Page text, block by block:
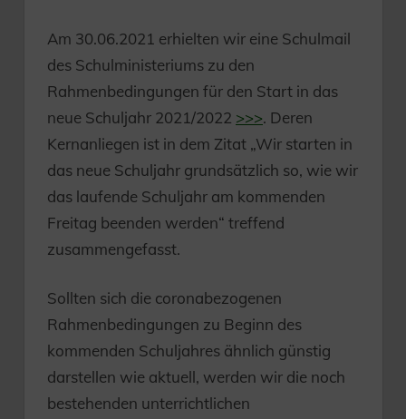
Am 30.06.2021 erhielten wir eine Schulmail
des Schulministeriums zu den
Rahmenbedingungen für den Start in das
neue Schuljahr 2021/2022 >>>. Deren
Kernanliegen ist in dem Zitat „Wir starten in
das neue Schuljahr grundsätzlich so, wie wir
das laufende Schuljahr am kommenden
Freitag beenden werden“ treffend
zusammengefasst.
Sollten sich die coronabezogenen
Rahmenbedingungen zu Beginn des
kommenden Schuljahres ähnlich günstig
darstellen wie aktuell, werden wir die noch
bestehenden unterrichtlichen